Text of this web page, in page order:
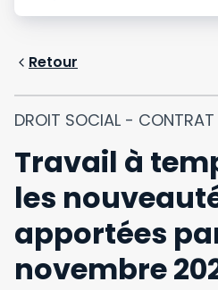
Retour
DROIT SOCIAL - CONTRAT
Travail à
les
apportées
novembre